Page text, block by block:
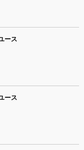
ース
ース